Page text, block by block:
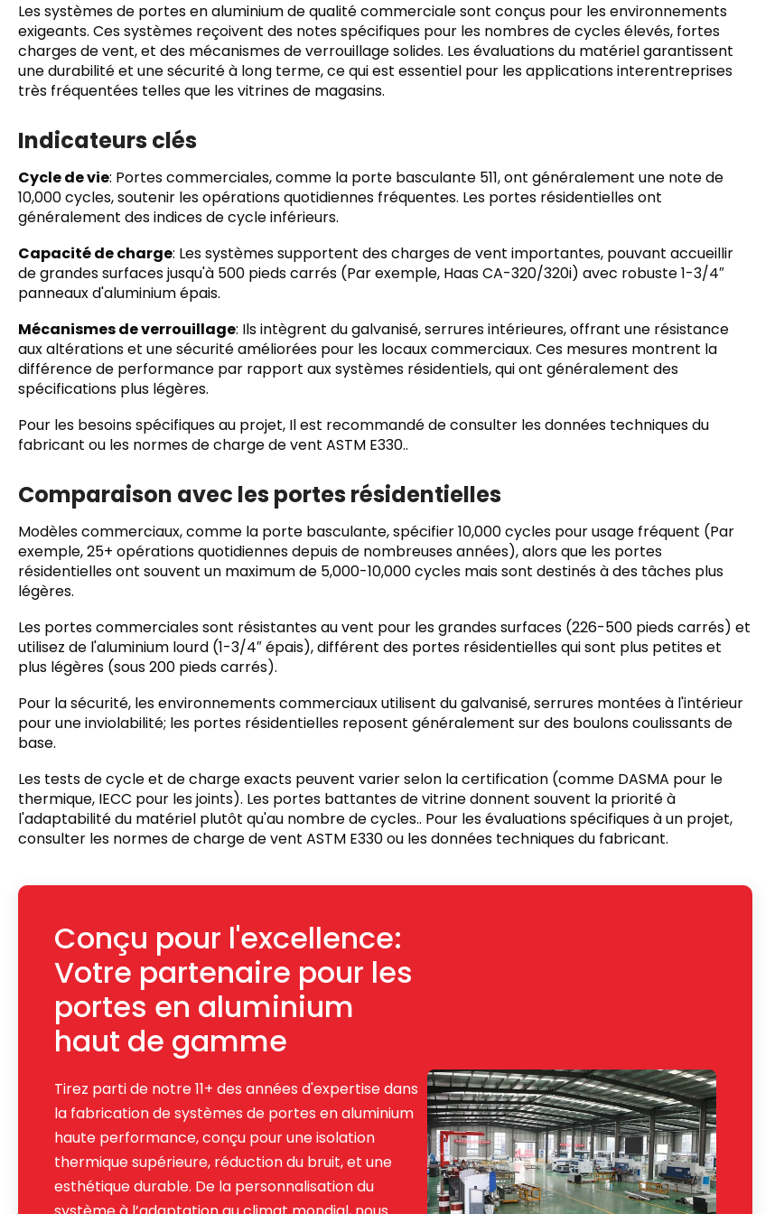
Les systèmes de portes en aluminium de qualité commerciale sont conçus pour les environnements
exigeants. Ces systèmes reçoivent des notes spécifiques pour les nombres de cycles élevés, fortes
charges de vent, et des mécanismes de verrouillage solides. Les évaluations du matériel garantissent
une durabilité et une sécurité à long terme, ce qui est essentiel pour les applications interentreprises
très fréquentées telles que les vitrines de magasins.
Indicateurs clés
Cycle de vie: Portes commerciales, comme la porte basculante 511, ont généralement une note de
10,000 cycles, soutenir les opérations quotidiennes fréquentes. Les portes résidentielles ont
généralement des indices de cycle inférieurs.
Capacité de charge: Les systèmes supportent des charges de vent importantes, pouvant accueillir
de grandes surfaces jusqu'à 500 pieds carrés (Par exemple, Haas CA-320/320i) avec robuste 1-3/4″
panneaux d'aluminium épais.
Mécanismes de verrouillage: Ils intègrent du galvanisé, serrures intérieures, offrant une résistance
aux altérations et une sécurité améliorées pour les locaux commerciaux. Ces mesures montrent la
différence de performance par rapport aux systèmes résidentiels, qui ont généralement des
spécifications plus légères.
Pour les besoins spécifiques au projet, Il est recommandé de consulter les données techniques du
fabricant ou les normes de charge de vent ASTM E330..
Comparaison avec les portes résidentielles
Modèles commerciaux, comme la porte basculante, spécifier 10,000 cycles pour usage fréquent (Par
exemple, 25+ opérations quotidiennes depuis de nombreuses années), alors que les portes
résidentielles ont souvent un maximum de 5,000-10,000 cycles mais sont destinés à des tâches plus
légères.
Les portes commerciales sont résistantes au vent pour les grandes surfaces (226-500 pieds carrés) et
utilisez de l'aluminium lourd (1-3/4″ épais), différent des portes résidentielles qui sont plus petites et
plus légères (sous 200 pieds carrés).
Pour la sécurité, les environnements commerciaux utilisent du galvanisé, serrures montées à l'intérieur
pour une inviolabilité; les portes résidentielles reposent généralement sur des boulons coulissants de
base.
Les tests de cycle et de charge exacts peuvent varier selon la certification (comme DASMA pour le
thermique, IECC pour les joints). Les portes battantes de vitrine donnent souvent la priorité à
l'adaptabilité du matériel plutôt qu'au nombre de cycles.. Pour les évaluations spécifiques à un projet,
consulter les normes de charge de vent ASTM E330 ou les données techniques du fabricant.
Conçu pour l'excellence:
Votre partenaire pour les
portes en aluminium
haut de gamme
Tirez parti de notre 11+ des années d'expertise dans
la fabrication de systèmes de portes en aluminium
haute performance, conçu pour une isolation
thermique supérieure, réduction du bruit, et une
esthétique durable. De la personnalisation du